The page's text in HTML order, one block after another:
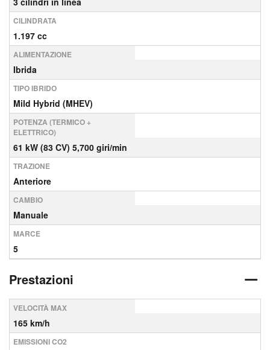
CILINDRATA
1.197 cc
ALIMENTAZIONE
Ibrida
TIPO IBRIDO
Mild Hybrid (MHEV)
POTENZA (TERMICO +
ELETTRICO)
61 kW (83 CV) 5,700 giri/min
TRAZIONE
Anteriore
CAMBIO
Manuale
MARCE
5
Prestazioni
VELOCITÀ MAX
165 km/h
EMISSIONI CO2